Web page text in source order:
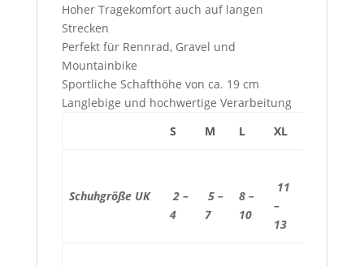
Hoher Tragekomfort auch auf langen
Strecken
Perfekt für Rennrad, Gravel und
Mountainbike
Sportliche Schafthöhe von ca. 19 cm
Langlebige und hochwertige Verarbeitung
S
M L XL
Schuhgröße UK
2 –
4
5 –
7
8 –
10
11
–
13